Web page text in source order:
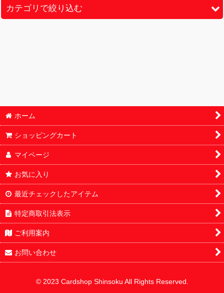
並び順
カテゴリで絞り込む
オリパ
サプライ
ホーム
ショッピングカート
マイページ
お気に入り
最近チェックしたアイテム
特定商取引法表示
ご利用案内
お問い合わせ
© 2023 Cardshop Shinsoku All Rights Reserved.